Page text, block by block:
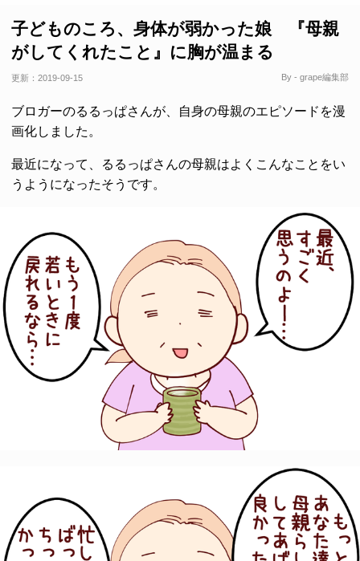
子どものころ、身体が弱かった娘 『母親
がしてくれたこと』に胸が温まる
更新： 2019-09-15 By - grape編集部
ブロガーのるるっぱさんが、自身の母親のエピソードを漫
画化しました。
最近になって、るるっぱさんの母親はよくこんなことをい
うようになったそうです。